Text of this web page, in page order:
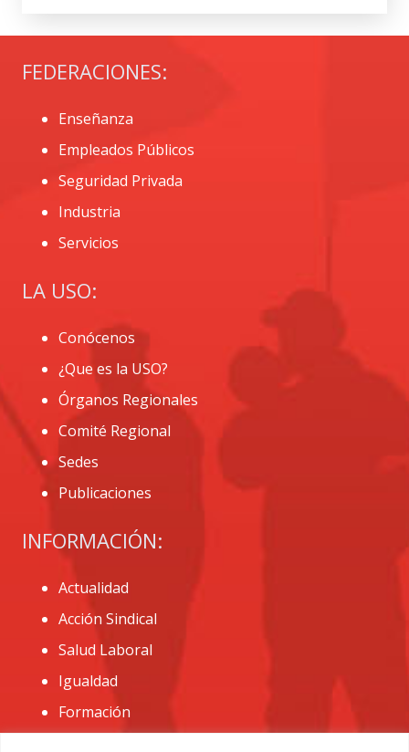
FEDERACIONES:
Enseñanza
Empleados Públicos
Seguridad Privada
Industria
Servicios
LA USO:
Conócenos
¿Que es la USO?
Órganos Regionales
Comité Regional
Sedes
Publicaciones
INFORMACIÓN:
Actualidad
Acción Sindical
Salud Laboral
Igualdad
Formación